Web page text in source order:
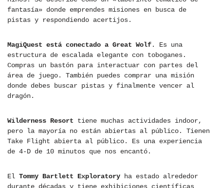
fantasía» donde emprendes misiones en busca de
pistas y respondiendo acertijos.
MagiQuest está conectado a Great Wolf. Es una
estructura de escalada elegante con toboganes.
Compras un bastón para interactuar con partes del
área de juego. También puedes comprar una misión
donde debes buscar pistas y finalmente vencer al
dragón.
Wilderness Resort tiene muchas actividades indoor,
pero la mayoría no están abiertas al público. Tienen
Take Flight abierta al público. Es una experiencia
de 4-D de 10 minutos que nos encantó.
El Tommy Bartlett Exploratory ha estado alrededor